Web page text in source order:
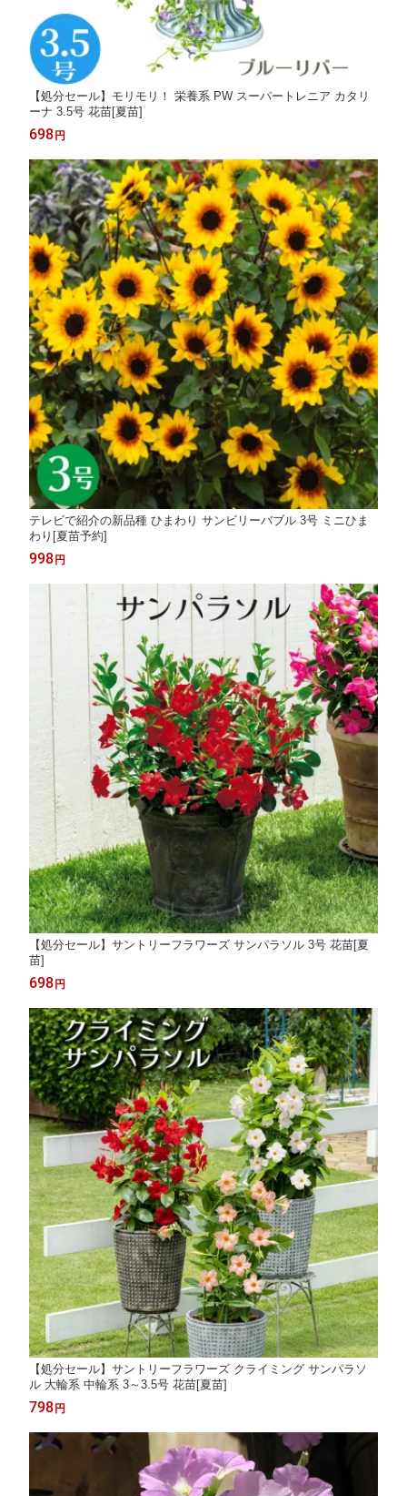
【処分セール】モリモリ！ 栄養系 PW スーパートレニア カタリ
ーナ 3.5号 花苗[夏苗]
698円
テレビで紹介の新品種 ひまわり サンビリーバブル 3号 ミニひま
わり[夏苗予約]
998円
【処分セール】サントリーフラワーズ サンパラソル 3号 花苗[夏
苗]
698円
【処分セール】サントリーフラワーズ クライミング サンパラソ
ル 大輪系 中輪系 3～3.5号 花苗[夏苗]
798円